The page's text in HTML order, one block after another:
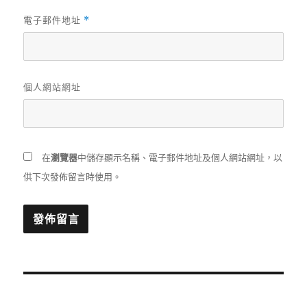
電子郵件地址 *
個人網站網址
在瀏覽器中儲存顯示名稱、電子郵件地址及個人網站網址，以
供下次發佈留言時使用。